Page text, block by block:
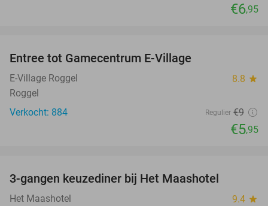
€6,95
Entree tot Gamecentrum E-Village
E-Village Roggel 8.8 star
Roggel
Verkocht: 884
Regulier €9
€5,95
3-gangen keuzediner bij Het Maashotel
Het Maashotel 9.4 star